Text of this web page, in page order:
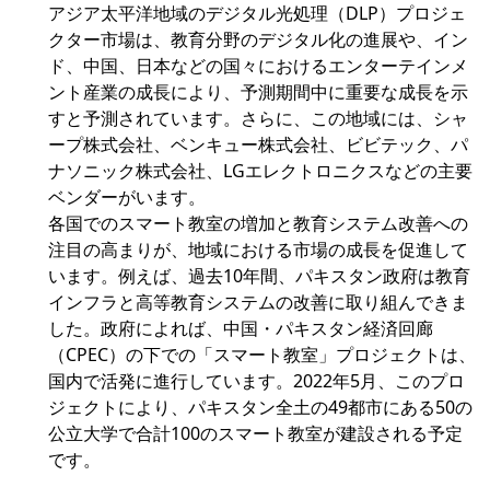
アジア太平洋地域のデジタル光処理（DLP）プロジェ
クター市場は、教育分野のデジタル化の進展や、イン
ド、中国、日本などの国々におけるエンターテインメ
ント産業の成長により、予測期間中に重要な成長を示
すと予測されています。さらに、この地域には、シャ
ープ株式会社、ベンキュー株式会社、ビビテック、パ
ナソニック株式会社、LGエレクトロニクスなどの主要
ベンダーがいます。
各国でのスマート教室の増加と教育システム改善への
注目の高まりが、地域における市場の成長を促進して
います。例えば、過去10年間、パキスタン政府は教育
インフラと高等教育システムの改善に取り組んできま
した。政府によれば、中国・パキスタン経済回廊
（CPEC）の下での「スマート教室」プロジェクトは、
国内で活発に進行しています。2022年5月、このプロ
ジェクトにより、パキスタン全土の49都市にある50の
公立大学で合計100のスマート教室が建設される予定
です。